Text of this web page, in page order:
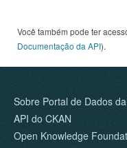
Você também pode ter
Documentação da API).
Sobre Portal de Dados
API do CKAN
Open Knowledge